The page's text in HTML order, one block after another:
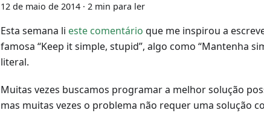
12 de maio de 2014 · 2 min para ler
Esta semana li este comentário que me inspirou a
famosa “Keep it simple, stupid”, algo como “Mantenha
literal.
Muitas vezes buscamos programar a melhor solução
mas muitas vezes o problema não requer uma solução